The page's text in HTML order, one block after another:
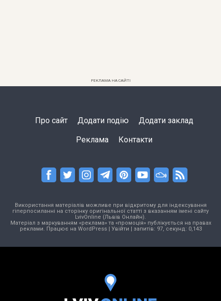
РЕКЛАМА НА САЙТІ
Про сайт Додати подію Додати заклад
Реклама Контакти
Використання матеріалів можливе при відкритому для індексування
гіперпосиланні на сторінку оригінальної статті з вказанням імені сайту
LvivOnline (Львів Онлайн).
Матеріал з маркуванням «реклама» та «промоція» публікується на правах
реклами. Працює на WordPress| Увійти | запитів: 97, секунд: 0,143